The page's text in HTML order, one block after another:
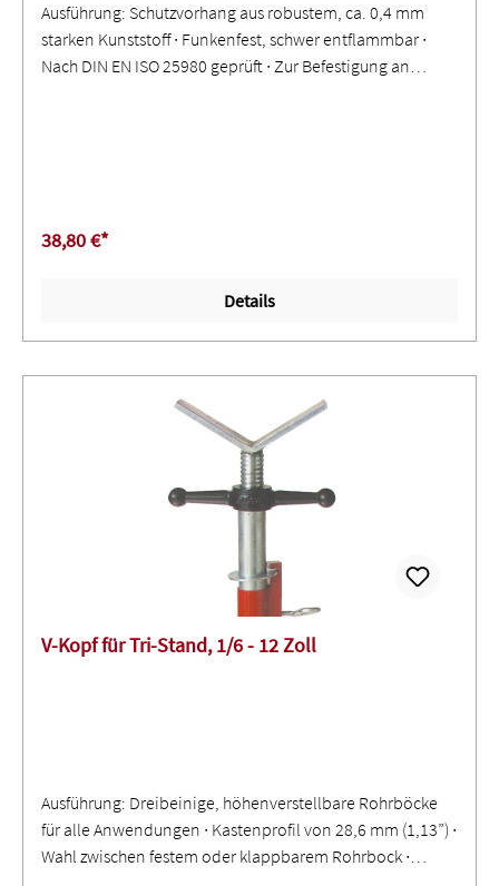
Ausführung: Schutzvorhang aus robustem, ca. 0,4 mm
starken Kunststoff ∙ Funkenfest, schwer entflammbar ∙
Nach DIN EN ISO 25980 geprüft ∙ Zur Befestigung an
Spritzern ∙ Sichtschutz und Verdunkelung ∙ Glasklare
Ausführung nur zum Schutz gegen Staub, Zugluft, Nässe
38,80 €*
Details
V-Kopf für Tri-Stand, 1/6 - 12 Zoll
Ausführung: Dreibeinige, höhenverstellbare Rohrböcke
für alle Anwendungen ∙ Kastenprofil von 28,6 mm (1,13”) ∙
Wahl zwischen festem oder klappbarem Rohrbock ∙